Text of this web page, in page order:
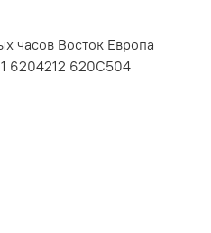
часов Восток Европа
6204212 620C504